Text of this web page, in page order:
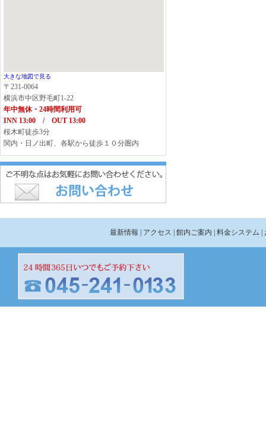
大きな地図で見る
〒231-0064
横浜市中区野毛町1-22
年中無休・24時間利用可
INN 13:00 / OUT 13:00
桜木町徒歩3分
関内・日ノ出町、各駅から徒歩１０分圏内
最新情報 | アクセス | 館内ご案内 | 料金システム